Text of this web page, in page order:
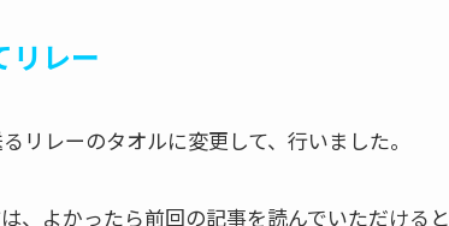
レー
リレーのタオルに変更して、行いました。
、よかったら前回の記事を読んでいただけると